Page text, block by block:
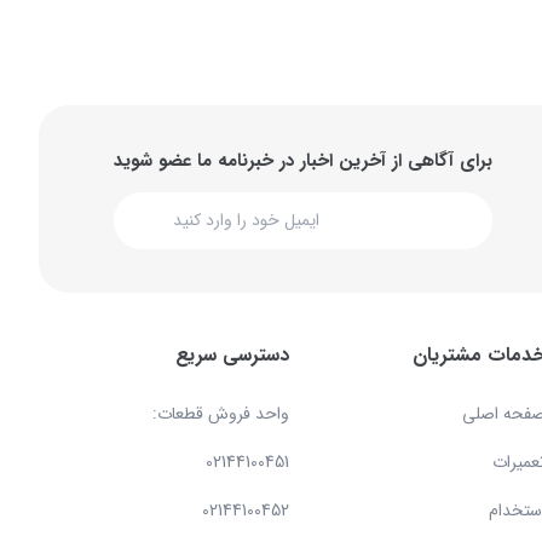
برای آگاهی از آخرین اخبار در خبرنامه ما عضو شوید
مشتریان
اصلی
دسترسی سریع
واحد فروش قطعات:
02144100451
02144100452